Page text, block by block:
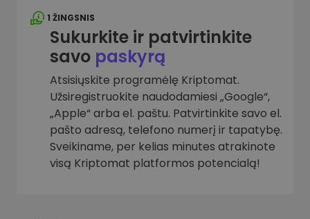
1 ŽINGSNIS
Sukurkite ir patvirtinkite
savo paskyrą
Atsisiųskite programėlę Kriptomat.
Užsiregistruokite naudodamiesi „Google“,
„Apple“ arba el. paštu. Patvirtinkite savo el.
pašto adresą, telefono numerį ir tapatybę.
Sveikiname, per kelias minutes atrakinote
visą Kriptomat platformos potencialą!